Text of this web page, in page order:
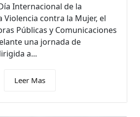
Internacional de la
Violencia contra la Mujer, el
Públicas y Comunicaciones
una jornada de
a...
Leer Mas